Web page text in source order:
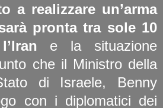
a realizzare un’arma
pronta tra sole 10
e la situazione
che il Ministro della
di Israele, Benny
con i diplomatici dei